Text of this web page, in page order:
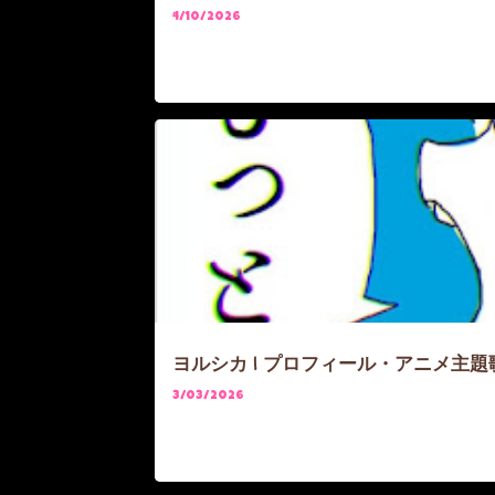
4/10/2026
ヨルシカ | プロフィール・アニメ主題
3/03/2026
FRIEREN